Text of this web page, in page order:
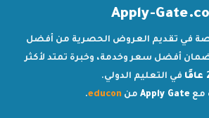
Apply-
في تقديم العروض الحصرية من أفضل
أفضل سعر وخدمة، وخبرة تمتد لأكثر
في التعليم الدولي.
مع Apply Gate من educon
.